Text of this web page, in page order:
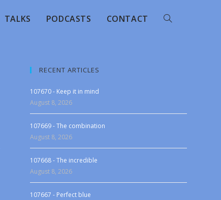
TALKS PODCASTS CONTACT
RECENT ARTICLES
107670 - Keep it in mind
August 8, 2026
107669 - The combination
August 8, 2026
107668 - The incredible
August 8, 2026
107667 - Perfect blue